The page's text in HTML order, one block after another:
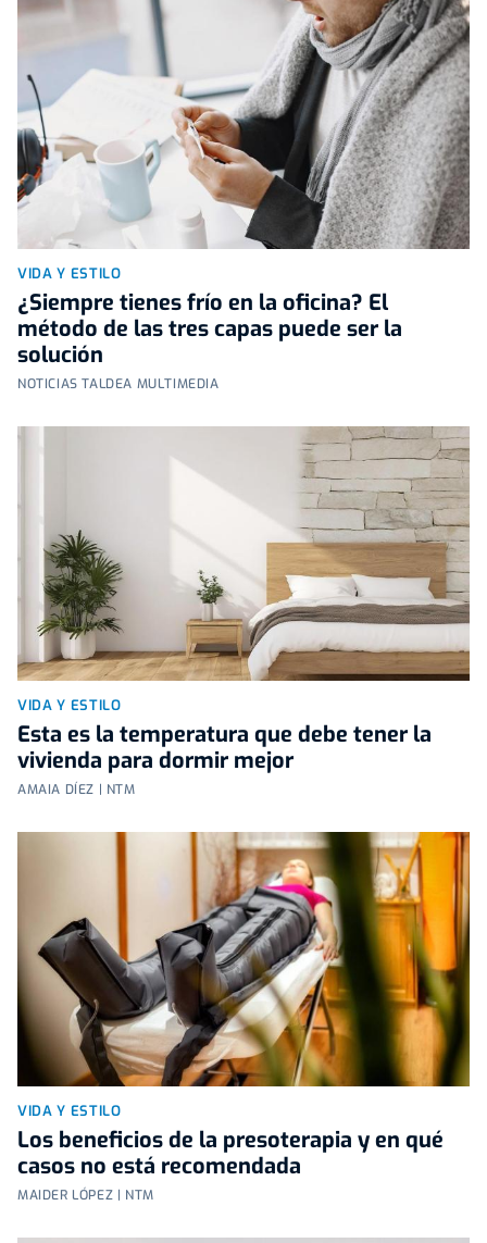
VIDA Y ESTILO
¿Siempre tienes frío en la oficina? El
método de las tres capas puede ser la
solución
NOTICIAS TALDEA MULTIMEDIA
VIDA Y ESTILO
Esta es la temperatura que debe tener la
vivienda para dormir mejor
AMAIA DÍEZ | NTM
VIDA Y ESTILO
Los beneficios de la presoterapia y en qué
casos no está recomendada
MAIDER LÓPEZ | NTM